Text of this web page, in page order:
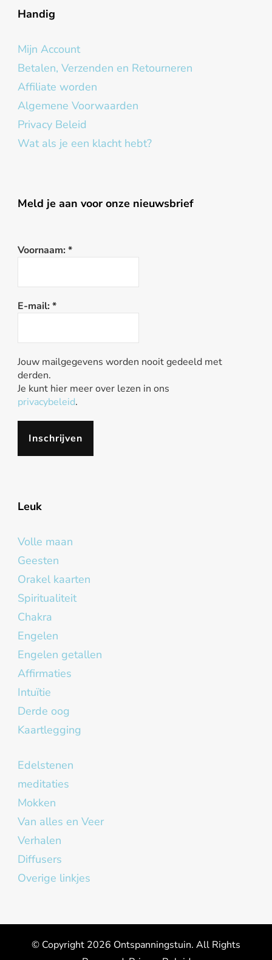
Handig
Mijn Account
Betalen, Verzenden en Retourneren
Affiliate worden
Algemene Voorwaarden
Privacy Beleid
Wat als je een klacht hebt?
Meld je aan voor onze nieuwsbrief
Voornaam: *
E-mail: *
Jouw mailgegevens worden nooit gedeeld met
derden.
Je kunt hier meer over lezen in ons
privacybeleid.
Leuk
Volle maan
Geesten
Orakel kaarten
Spiritualiteit
Chakra
Engelen
Engelen getallen
Affirmaties
Intuïtie
Derde oog
Kaartlegging
Edelstenen
meditaties
Mokken
Van alles en Veer
Verhalen
Diffusers
Overige linkjes
© Copyright 2026 Ontspanningstuin. All Rights